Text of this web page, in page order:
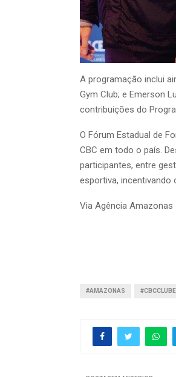
A programação inclui
Gym Club; e Emerson
contribuições do
O Fórum Estadual de
CBC em todo o país.
participantes, entre
esportiva,
Via Agência Amazonas
#AMAZONAS